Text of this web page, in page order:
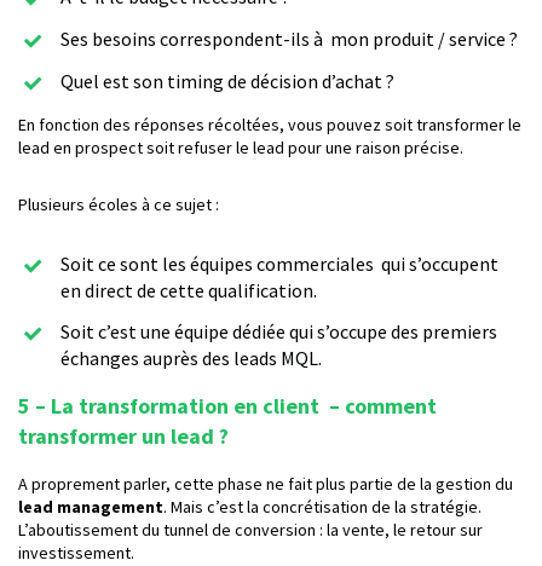
Ses besoins correspondent-ils à mon produit / service ?
Quel est son timing de décision d’achat ?
En fonction des réponses récoltées, vous pouvez soit transformer le
lead en prospect soit refuser le lead pour une raison précise.
Plusieurs écoles à ce sujet :
Soit ce sont les équipes commerciales qui s’occupent
en direct de cette qualification.
Soit c’est une équipe dédiée qui s’occupe des premiers
échanges auprès des leads MQL.
5 – La transformation en client – comment
transformer un lead ?
A proprement parler, cette phase ne fait plus partie de la gestion du
lead management. Mais c’est la concrétisation de la stratégie.
L’aboutissement du tunnel de conversion : la vente, le retour sur
investissement.